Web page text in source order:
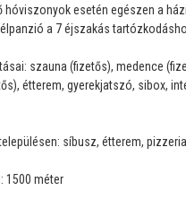
hóviszonyok esetén egészen a
a 7 éjszakás
szauna (fizetős), medence
étterem, gyerekjatszó, sibox,
síbusz, étterem,
1500 méter